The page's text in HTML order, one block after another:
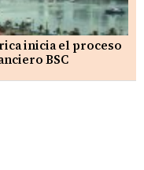
inicia el proceso
BSC